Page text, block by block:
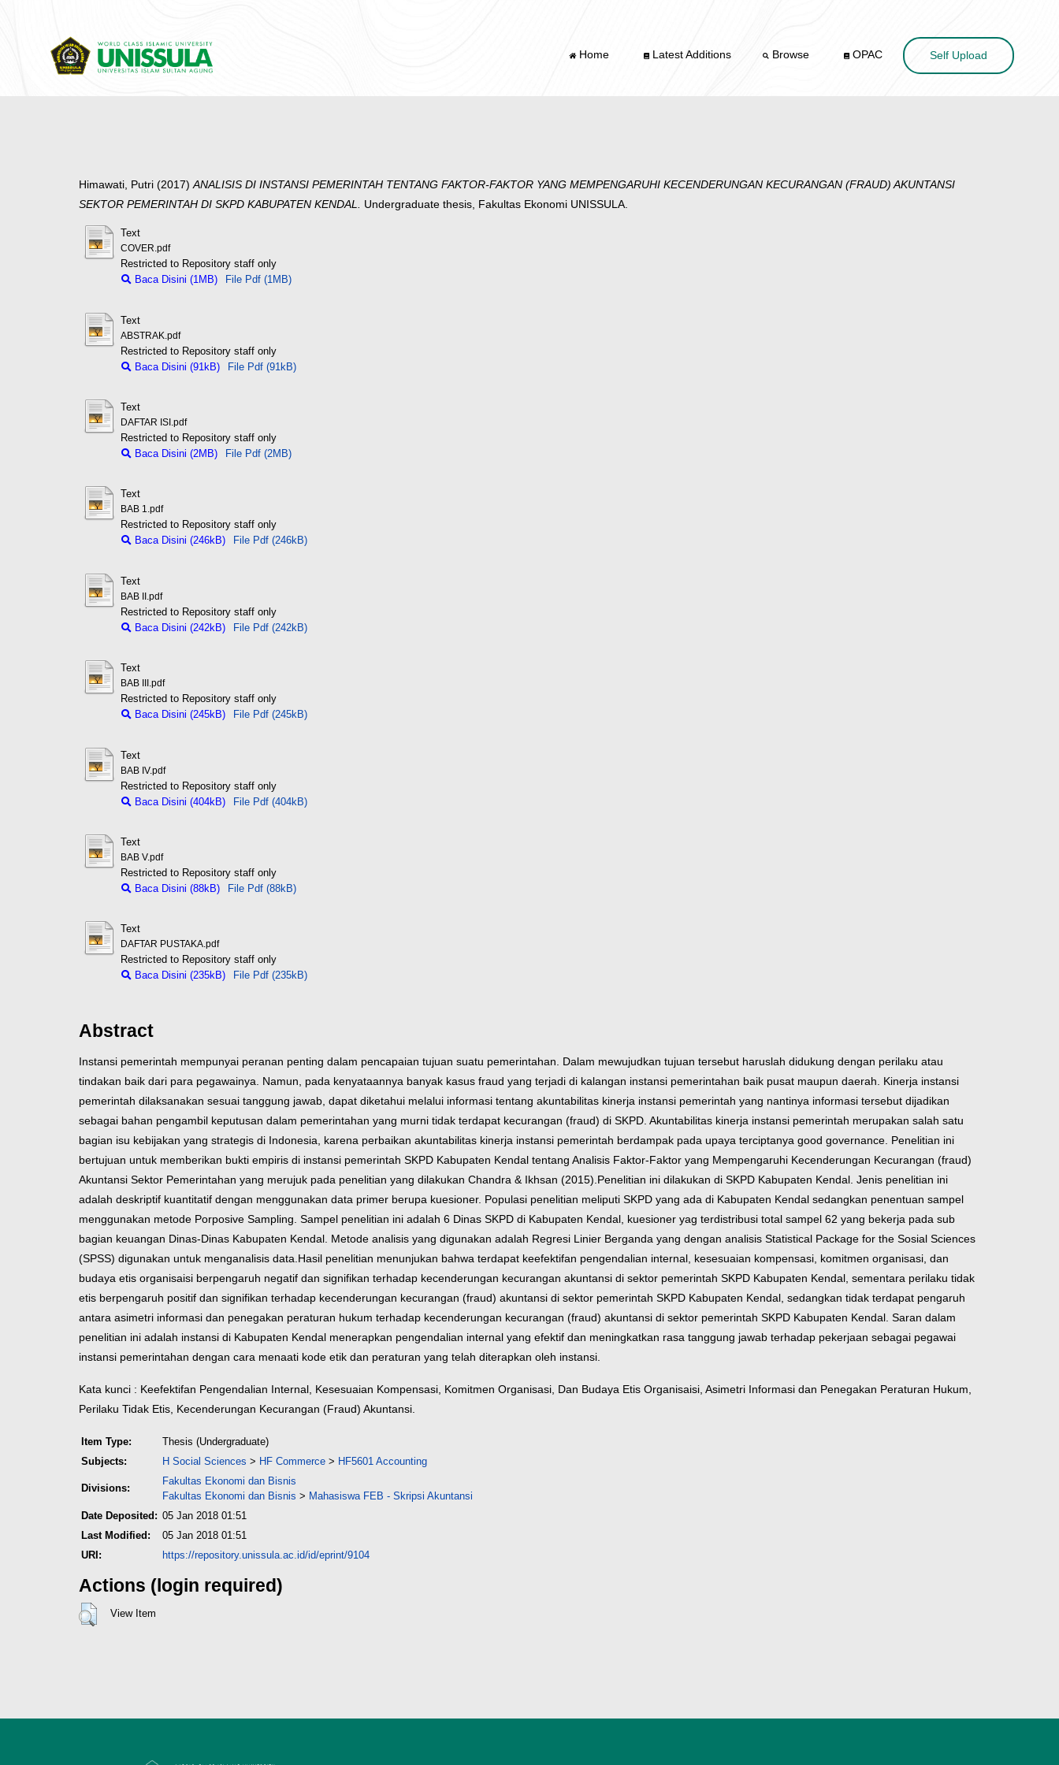
Home Latest Additions Browse OPAC Self Upload
Himawati, Putri (2017)ANALISIS DI INSTANSI PEMERINTAH TENTANG FAKTOR-FAKTOR YANG MEMPENGARUHI KECENDERUNGAN KECURANGAN (FRAUD) AKUNTANSI
SEKTOR PEMERINTAH DI SKPD KABUPATEN KENDAL. Undergraduate thesis, Fakultas Ekonomi UNISSULA.
Text
COVER.pdf
Restricted to Repository staff only
Baca Disini (1MB)
File Pdf (1MB)
Text
ABSTRAK.pdf
Restricted to Repository staff only
Baca Disini (91kB)
File Pdf (91kB)
Text
DAFTAR ISI.pdf
Restricted to Repository staff only
Baca Disini (2MB)
File Pdf (2MB)
Text
BAB 1.pdf
Restricted to Repository staff only
Baca Disini (246kB)
File Pdf (246kB)
Text
BAB II.pdf
Restricted to Repository staff only
Baca Disini (242kB)
File Pdf (242kB)
Text
BAB III.pdf
Restricted to Repository staff only
Baca Disini (245kB)
File Pdf (245kB)
Text
BAB IV.pdf
Restricted to Repository staff only
Baca Disini (404kB)
File Pdf (404kB)
Text
BAB V.pdf
Restricted to Repository staff only
Baca Disini (88kB)
File Pdf (88kB)
Text
DAFTAR PUSTAKA.pdf
Restricted to Repository staff only
Baca Disini (235kB)
File Pdf (235kB)
Abstract
Instansi pemerintah mempunyai peranan penting dalam pencapaian tujuan suatu pemerintahan. Dalam mewujudkan tujuan tersebut haruslah didukung dengan perilaku atau
tindakan baik dari para pegawainya. Namun, pada kenyataannya banyak kasus fraud yang terjadi di kalangan instansi pemerintahan baik pusat maupun daerah. Kinerja instansi
pemerintah dilaksanakan sesuai tanggung jawab, dapat diketahui melalui informasi tentang akuntabilitas kinerja instansi pemerintah yang nantinya informasi tersebut dijadikan
sebagai bahan pengambil keputusan dalam pemerintahan yang murni tidak terdapat kecurangan (fraud) di SKPD. Akuntabilitas kinerja instansi pemerintah merupakan salah satu
bagian isu kebijakan yang strategis di Indonesia, karena perbaikan akuntabilitas kinerja instansi pemerintah berdampak pada upaya terciptanya good governance. Penelitian ini
bertujuan untuk memberikan bukti empiris di instansi pemerintah SKPD Kabupaten Kendal tentang Analisis Faktor-Faktor yang Mempengaruhi Kecenderungan Kecurangan (fraud)
Akuntansi Sektor Pemerintahan yang merujuk pada penelitian yang dilakukan Chandra & Ikhsan (2015). Penelitian ini dilakukan di SKPD Kabupaten Kendal. Jenis penelitian ini
adalah deskriptif kuantitatif dengan menggunakan data primer berupa kuesioner. Populasi penelitian meliputi SKPD yang ada di Kabupaten Kendal sedangkan penentuan sampel
menggunakan metode Porposive Sampling. Sampel penelitian ini adalah 6 Dinas SKPD di Kabupaten Kendal, kuesioner yag terdistribusi total sampel 62 yang bekerja pada sub
bagian keuangan Dinas-Dinas Kabupaten Kendal. Metode analisis yang digunakan adalah Regresi Linier Berganda yang dengan analisis Statistical Package for the Sosial Sciences
(SPSS) digunakan untuk menganalisis data. Hasil penelitian menunjukan bahwa terdapat keefektifan pengendalian internal, kesesuaian kompensasi, komitmen organisasi, dan
budaya etis organisaisi berpengaruh negatif dan signifikan terhadap kecenderungan kecurangan akuntansi di sektor pemerintah SKPD Kabupaten Kendal, sementara perilaku tidak
etis berpengaruh positif dan signifikan terhadap kecenderungan kecurangan (fraud) akuntansi di sektor pemerintah SKPD Kabupaten Kendal, sedangkan tidak terdapat pengaruh
antara asimetri informasi dan penegakan peraturan hukum terhadap kecenderungan kecurangan (fraud) akuntansi di sektor pemerintah SKPD Kabupaten Kendal. Saran dalam
penelitian ini adalah instansi di Kabupaten Kendal menerapkan pengendalian internal yang efektif dan meningkatkan rasa tanggung jawab terhadap pekerjaan sebagai pegawai
instansi pemerintahan dengan cara menaati kode etik dan peraturan yang telah diterapkan oleh instansi.
Kata kunci : Keefektifan Pengendalian Internal, Kesesuaian Kompensasi, Komitmen Organisasi, Dan Budaya Etis Organisaisi, Asimetri Informasi dan Penegakan Peraturan Hukum,
Perilaku Tidak Etis, Kecenderungan Kecurangan (Fraud) Akuntansi.
Item Type:
Thesis (Undergraduate)
Subjects:
H Social Sciences > HF Commerce > HF5601 Accounting
Divisions:
Fakultas Ekonomi dan Bisnis
Fakultas Ekonomi dan Bisnis > Mahasiswa FEB - Skripsi Akuntansi
Date Deposited: 05 Jan 2018 01:51
Last Modified:
05 Jan 2018 01:51
URI:
https://repository.unissula.ac.id/id/eprint/9104
Actions (login required)
View Item